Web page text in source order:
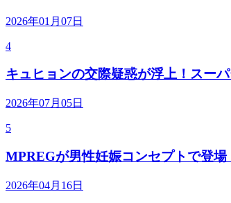
2026年01月07日
4
キュヒョンの交際疑惑が浮上！スー
2026年07月05日
5
MPREGが男性妊娠コンセプトで登
2026年04月16日